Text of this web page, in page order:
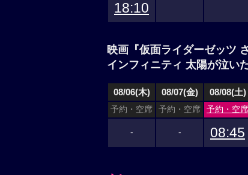
18:10
映画『仮面ライダーゼッツ
インフィニティ 太陽が泣い
08/06(木) 08/07(金) 08/08(土)
予約・空席 予約・空席 予約・空席
- - 08:45